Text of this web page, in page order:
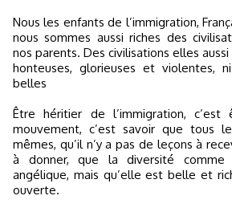
Nous les enfants de l’immigration,
nous sommes aussi riches des
nos parents. Des civilisations elles
honteuses, glorieuses et violentes,
belles
Être héritier de l’immigration,
mouvement, c’est savoir que tous
mêmes, qu’il n’y a pas de leçons à
à donner, que la diversité comme
angélique, mais qu’elle est belle et
ouverte.